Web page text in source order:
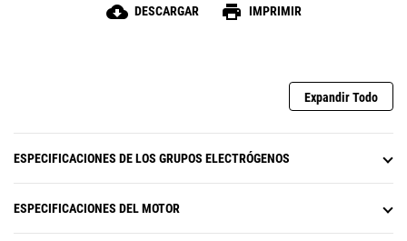
cloud_download DESCARGAR print IMPRIMIR
Expandir Todo
ESPECIFICACIONES DE LOS GRUPOS ELECTRÓGENOS
ESPECIFICACIONES DEL MOTOR